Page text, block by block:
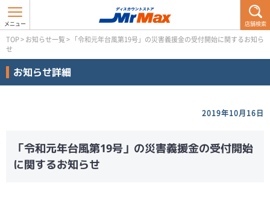
店舗検索
TOP>お知らせ一覧> 「令和元年台風第19号」の災害義援金の受付開始に関するお知ら
せ
お知らせ詳細
2019年10月16日
「令和元年台風第19号」の災害義援金の受付開始
に関するお知らせ